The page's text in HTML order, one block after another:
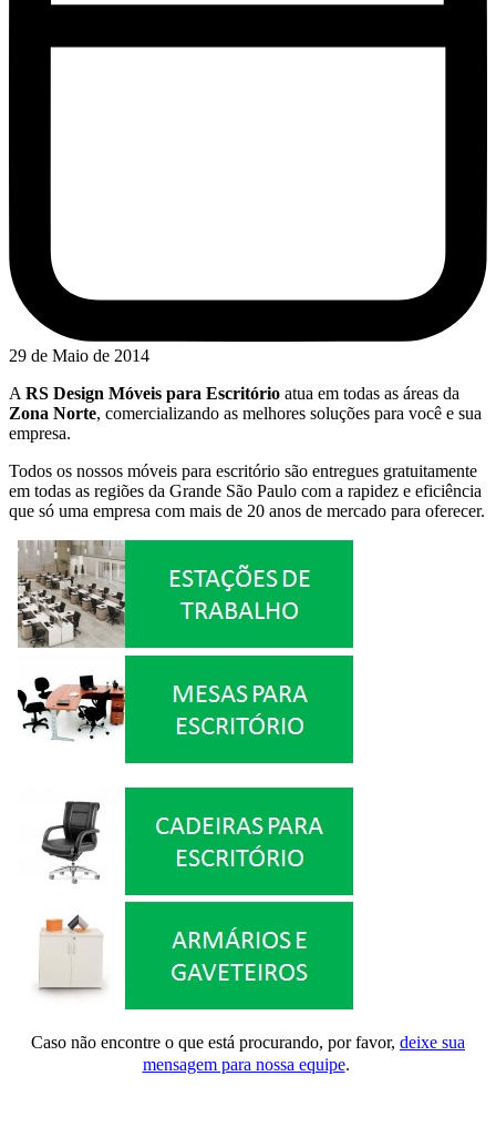
29 de Maio de 2014
A RS Design Móveis para Escritório atua em todas as áreas da
Zona Norte, comercializando as melhores soluções para você e sua
empresa.
Todos os nossos móveis para escritório são entregues gratuitamente
em todas as regiões da Grande São Paulo com a rapidez e eficiência
que só uma empresa com mais de 20 anos de mercado para oferecer.
Caso não encontre o que está procurando, por favor, deixe sua
mensagem para nossa equipe.